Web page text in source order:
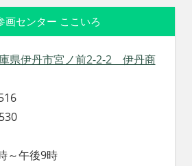
画センター ここいろ
県伊丹市宮ノ前2-2-2 伊丹商
～午後9時